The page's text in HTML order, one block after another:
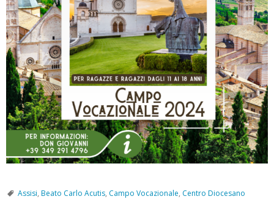
Assisi, Beato Carlo Acutis, Campo Vocazionale, Centro Diocesano